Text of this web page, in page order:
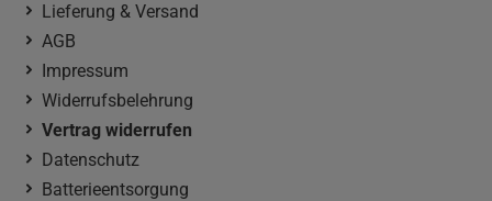
Lieferung & Versand
AGB
Impressum
Widerrufsbelehrung
Vertrag widerrufen
Datenschutz
Batterieentsorgung